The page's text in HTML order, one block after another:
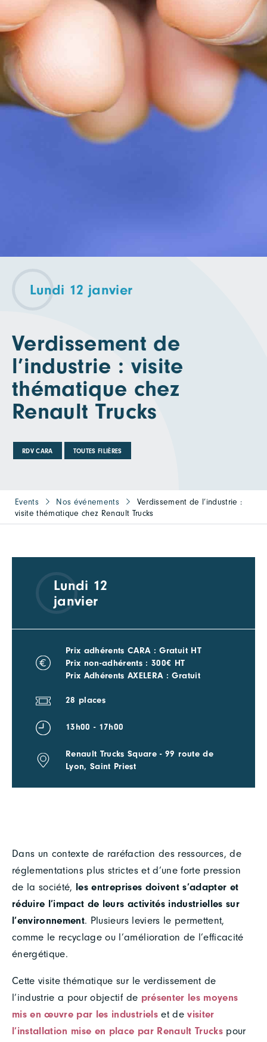
Lundi 12 janvier
Verdissement de
l’industrie : visite
thématique chez
Renault Trucks
RDV CARA TOUTES FILIÈRES
Events Nos événements
Verdissement de l’industrie :
visite thématique chez Renault Trucks
Dans un contexte de raréfaction des ressources, de
réglementations plus strictes et d’une forte pression
de la société, les entreprises doivent s’adapter et
réduire l’impact de leurs activités industrielles sur
l’environnement. Plusieurs leviers le permettent,
comme le recyclage ou l’amélioration de l’efficacité
énergétique.
Cette visite thématique sur le verdissement de
l’industrie a pour objectif de présenter les moyens
mis en œuvre par les industrielset devisiter
l’installation mise en place par Renault Truckspour
Lundi 12
janvier
Prix adhérents CARA : Gratuit HT
Prix non-adhérents : 300€ HT
Prix Adhérents AXELERA : Gratuit
28 places
13h00 - 17h00
Renault Trucks Square - 99 route de
Lyon, Saint Priest